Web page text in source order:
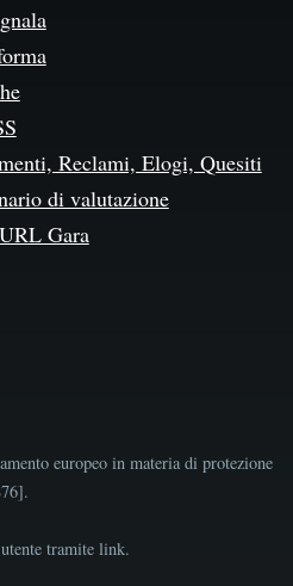
Reclami, Elogi, Quesiti
di valutazione
Gara
europeo in materia di protezione
tramite link.